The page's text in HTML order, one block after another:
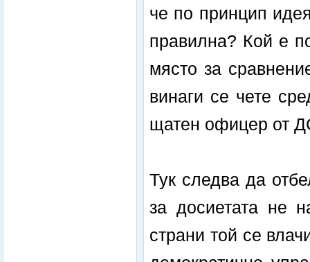
че по принцип
правилна? Кой е
място за
винаги се чете
щатен офицер от
Тук следва да
за досиетата не
страни той се